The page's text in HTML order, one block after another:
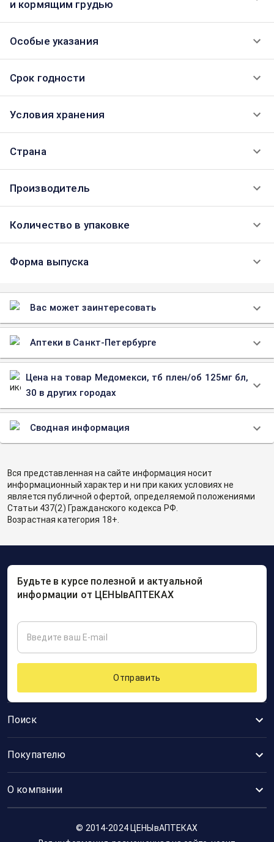
и кормящим грудью
Особые указания
Срок годности
Условия хранения
Страна
Производитель
Количество в упаковке
Форма выпуска
Вас может заинтересовать
Аптеки в Санкт-Петербурге
Цена на товар Медомекси, тб плен/об 125мг бл,
30 в других городах
Сводная информация
Вся представленная на сайте информация носит
информационный характер и ни при каких условиях не
является публичной офертой, определяемой положениями
Статьи 437(2) Гражданского кодекса РФ.
Возрастная категория 18+.
Поиск
Покупателю
О компании
Будьте в курсе полезной и актуальной
информации от ЦЕНЫвАПТЕКАХ
Отправить
© 2014-2024 ЦЕНЫвАПТЕКАХ